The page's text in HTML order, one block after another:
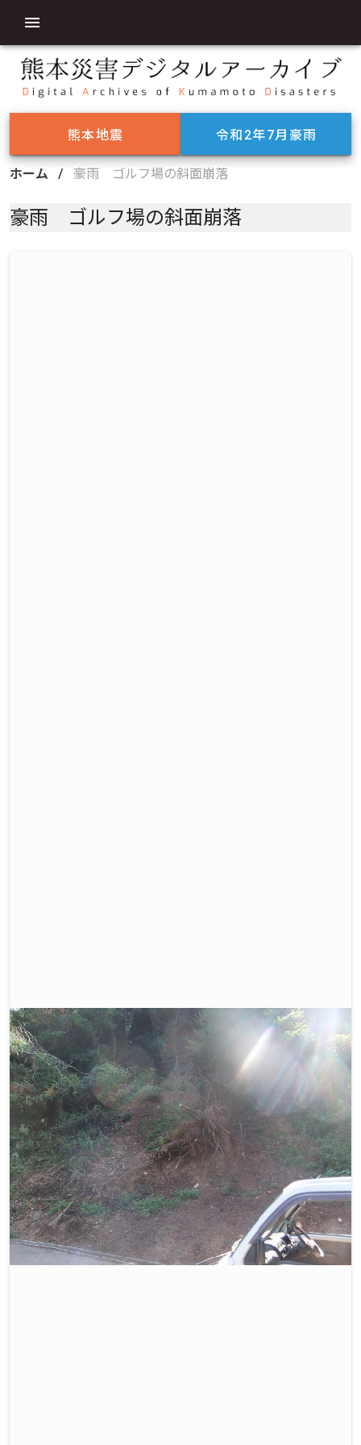
熊本地震 令和2年7月豪雨
ホーム / 豪雨 ゴルフ場の斜面崩落
豪雨 ゴルフ場の斜面崩落